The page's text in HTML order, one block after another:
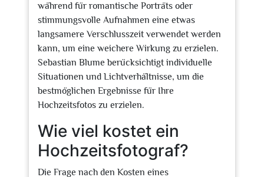
während für romantische Porträts oder
stimmungsvolle Aufnahmen eine etwas
langsamere Verschlusszeit verwendet werden
kann, um eine weichere Wirkung zu erzielen.
Sebastian Blume berücksichtigt individuelle
Situationen und Lichtverhältnisse, um die
bestmöglichen Ergebnisse für Ihre
Hochzeitsfotos zu erzielen.
Wie viel kostet ein
Hochzeitsfotograf?
Die Frage nach den Kosten eines